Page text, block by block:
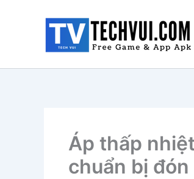
Áp thấp
chuẩn bị